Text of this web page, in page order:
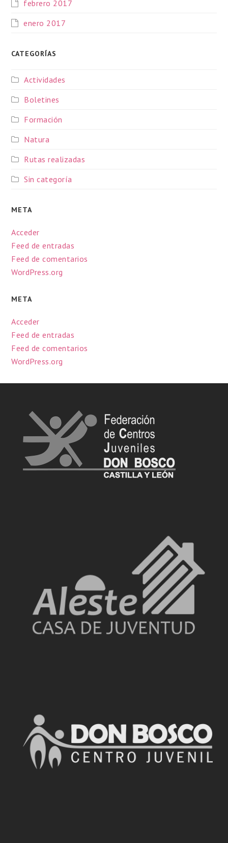
febrero 2017
enero 2017
CATEGORÍAS
Actividades
Boletines
Formación
Natura
Rutas realizadas
Sin categoría
META
Acceder
Feed de entradas
Feed de comentarios
WordPress.org
META
Acceder
Feed de entradas
Feed de comentarios
WordPress.org